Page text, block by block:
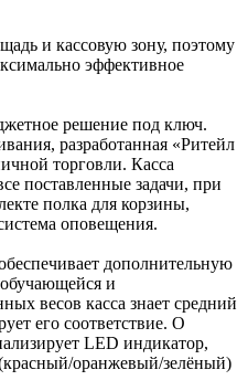
и кассовую зону, поэтому
эффективное
решение под ключ.
разработанная «Ритейл
торговли. Касса
поставленные задачи, при
полка для корзины,
оповещения.
дополнительную
и
весов касса знает средний
его соответствие. О
LED индикатор,
оранжевый/зелёный)